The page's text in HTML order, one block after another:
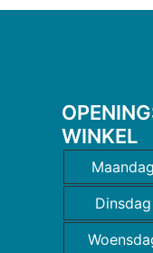
WINKEL
Maandag
Dinsdag